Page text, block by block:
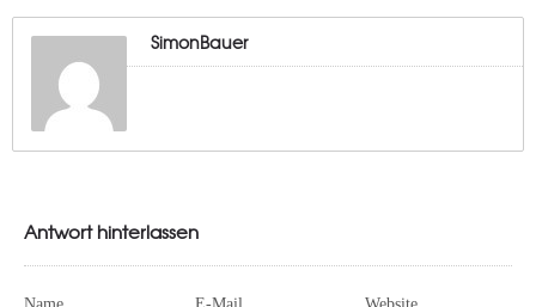
SimonBauer
Antwort hinterlassen